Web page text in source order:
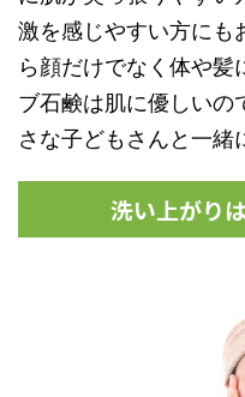
激を感じやすい方にも
ら顔だけでなく体や髪
ブ石鹸は肌に優しいの
さな子どもさんと一緒
洗い上がり